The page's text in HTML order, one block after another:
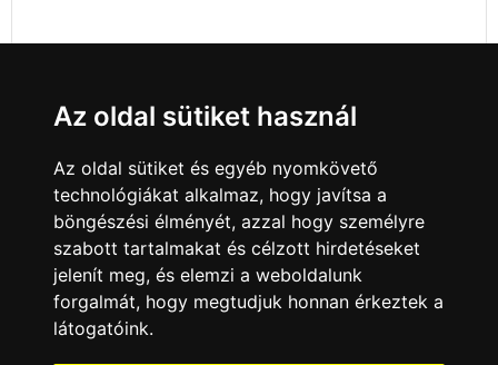
Minden jog fenntartva © 2008 - 2026
Az oldal sütiket használ
Az oldal sütiket és egyéb nyomkövető
technológiákat alkalmaz, hogy javítsa a
böngészési élményét, azzal hogy személyre
szabott tartalmakat és célzott hirdetéseket
jelenít meg, és elemzi a weboldalunk
forgalmát, hogy megtudjuk honnan érkeztek a
látogatóink.